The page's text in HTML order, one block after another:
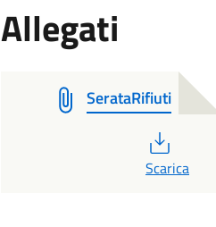
Allegati
SerataRifiuti
PDF
Scarica